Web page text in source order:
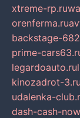
xtreme-rp.ru
orenferma.ru
backstage-
prime-
legardoauto.ru
kinozadrot-3.ru
udalenka-
dash-cash-